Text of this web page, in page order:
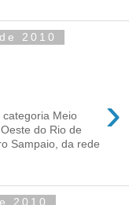
2010
›
categoria Meio
do Rio de
Sampaio, da rede
2010